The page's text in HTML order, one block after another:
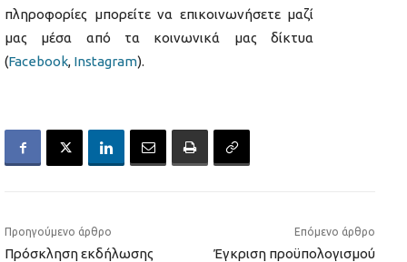
πληροφορίες μπορείτε να επικοινωνήσετε μαζί
μας μέσα από τα κοινωνικά μας δίκτυα
(Facebook, Instagram).
Προηγούμενο άρθρο
Πρόσκληση εκδήλωσης
Επόμενο άρθρο
Έγκριση προϋπολογισμού